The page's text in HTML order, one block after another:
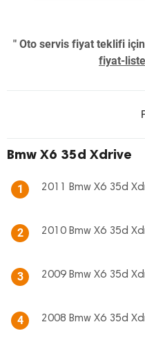
" Oto servis fiyat teklifi için
fiyat-
Bmw X6 35d Xdrive
1 2011 Bmw X6 35d
2 2010 Bmw X6 35d
3 2009 Bmw X6 35d
4 2008 Bmw X6 35d